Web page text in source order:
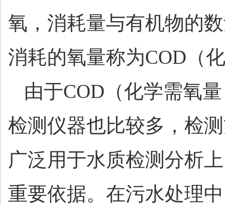
氧，消耗量与有机物的
消耗的氧量称为COD（
由于COD（化学需氧
检测仪器也比较多，检
广泛用于水质检测分析
重要依据。在污水处理